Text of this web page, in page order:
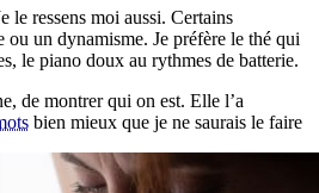
le ressens moi aussi. Certains
un dynamisme. Je préfère le thé qui
le piano doux au rythmes de batterie.
de montrer qui on est. Elle l’a
bien mieux que je ne saurais le faire